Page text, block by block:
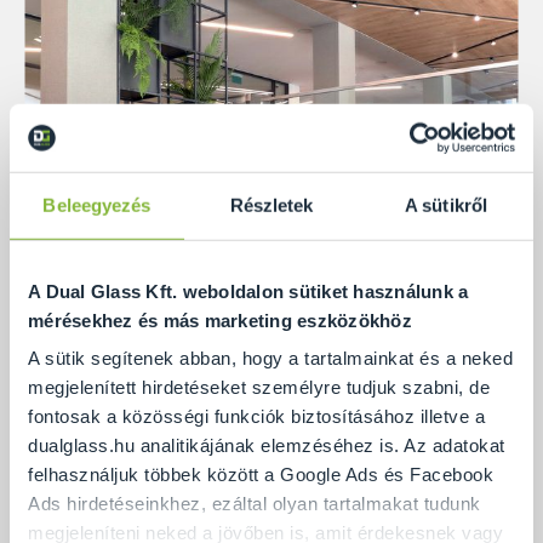
Beleegyezés Részletek A sütikről
A Dual Glass Kft. weboldalon sütiket használunk a
mérésekhez és más marketing eszközökhöz
A sütik segítenek abban, hogy a tartalmainkat és a neked
megjelenített hirdetéseket személyre tudjuk szabni, de
fontosak a közösségi funkciók biztosításához illetve a
dualglass.hu analitikájának elemzéséhez is. Az adatokat
felhasználjuk többek között a Google Ads és Facebook
Ads hirdetéseinkhez, ezáltal olyan tartalmakat tudunk
megjeleníteni neked a jövőben is, amit érdekesnek vagy
Rejtett U profilba rögzített üvegkorlát,